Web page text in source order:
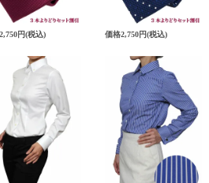
2,750円(税込) 価格2,750円(税込)